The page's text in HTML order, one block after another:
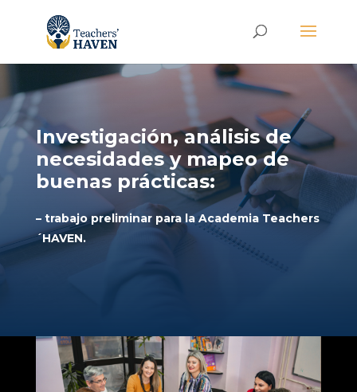
Investigación, análisis de
necesidades y mapeo de
buenas prácticas:
– trabajo preliminar para la Academia Teachers
´HAVEN.